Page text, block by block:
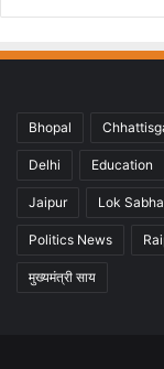
Bhopal
Delhi Education
Jaipur Lok
Politics News
मुख्यमंत्री साय